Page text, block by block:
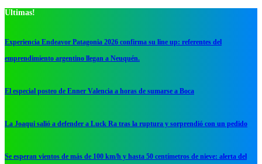
Ultimas!
Experiencia Endeavor Patagonia 2026 confirma su line up: referentes del
emprendimiento argentino llegan a Neuquén.
El especial posteo de Enner Valencia a horas de sumarse a Boca
La Joaqui salió a defender a Luck Ra tras la ruptura y sorprendió con un pedido
Se esperan vientos de más de 100 km/h y hasta 50 centímetros de nieve: alerta del